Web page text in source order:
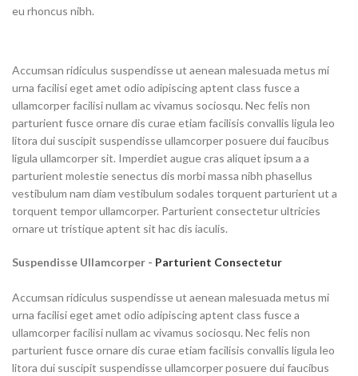
eu rhoncus nibh.
Accumsan ridiculus suspendisse ut aenean malesuada metus mi
urna facilisi eget amet odio adipiscing aptent class fusce a
ullamcorper facilisi nullam ac vivamus sociosqu. Nec felis non
parturient fusce ornare dis curae etiam facilisis convallis ligula leo
litora dui suscipit suspendisse ullamcorper posuere dui faucibus
ligula ullamcorper sit. Imperdiet augue cras aliquet ipsum a a
parturient molestie senectus dis morbi massa nibh phasellus
vestibulum nam diam vestibulum sodales torquent parturient ut a
torquent tempor ullamcorper. Parturient consectetur ultricies
ornare ut tristique aptent sit hac dis iaculis.
Suspendisse Ullamcorper - Parturient Consectetur
Accumsan ridiculus suspendisse ut aenean malesuada metus mi
urna facilisi eget amet odio adipiscing aptent class fusce a
ullamcorper facilisi nullam ac vivamus sociosqu. Nec felis non
parturient fusce ornare dis curae etiam facilisis convallis ligula leo
litora dui suscipit suspendisse ullamcorper posuere dui faucibus